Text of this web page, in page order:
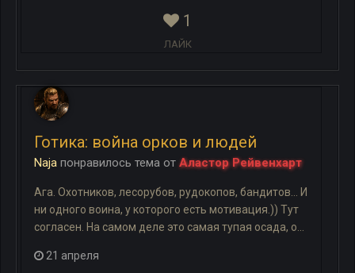
1
ЛАЙК
Готика: война орков и людей
Naja понравилось тема от Аластор Рейвенхарт
Ага. Охотников, лесорубов, рудокопов, бандитов... И
ни одного воина, у которого есть мотивация.)) Тут
согласен. На самом деле это самая тупая осада, о...
21 апреля